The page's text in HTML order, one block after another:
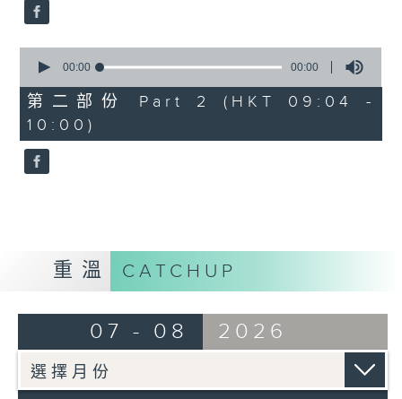
seconds
0
seconds
00:00 00:00
第二部份 Part 2 (HKT 09:04 -
10:00)
重溫 CATCHUP
07 - 08 2026